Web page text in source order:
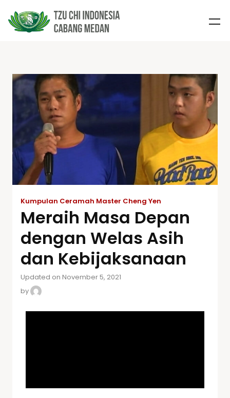
Kumpulan Ceramah Master Cheng Yen
Meraih Masa Depan
dengan Welas Asih
dan Kebijaksanaan
Updated on November 5, 2021
by